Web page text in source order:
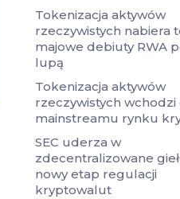
Tokenizacja aktywów
rzeczywistych nabiera
majowe debiuty RWA
lupą
Tokenizacja aktywów
rzeczywistych wchodzi
mainstreamu rynku
SEC uderza w
zdecentralizowane
nowy etap regulacji
kryptowalut